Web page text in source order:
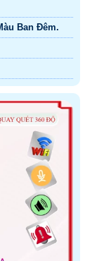
Ban Ðêm.